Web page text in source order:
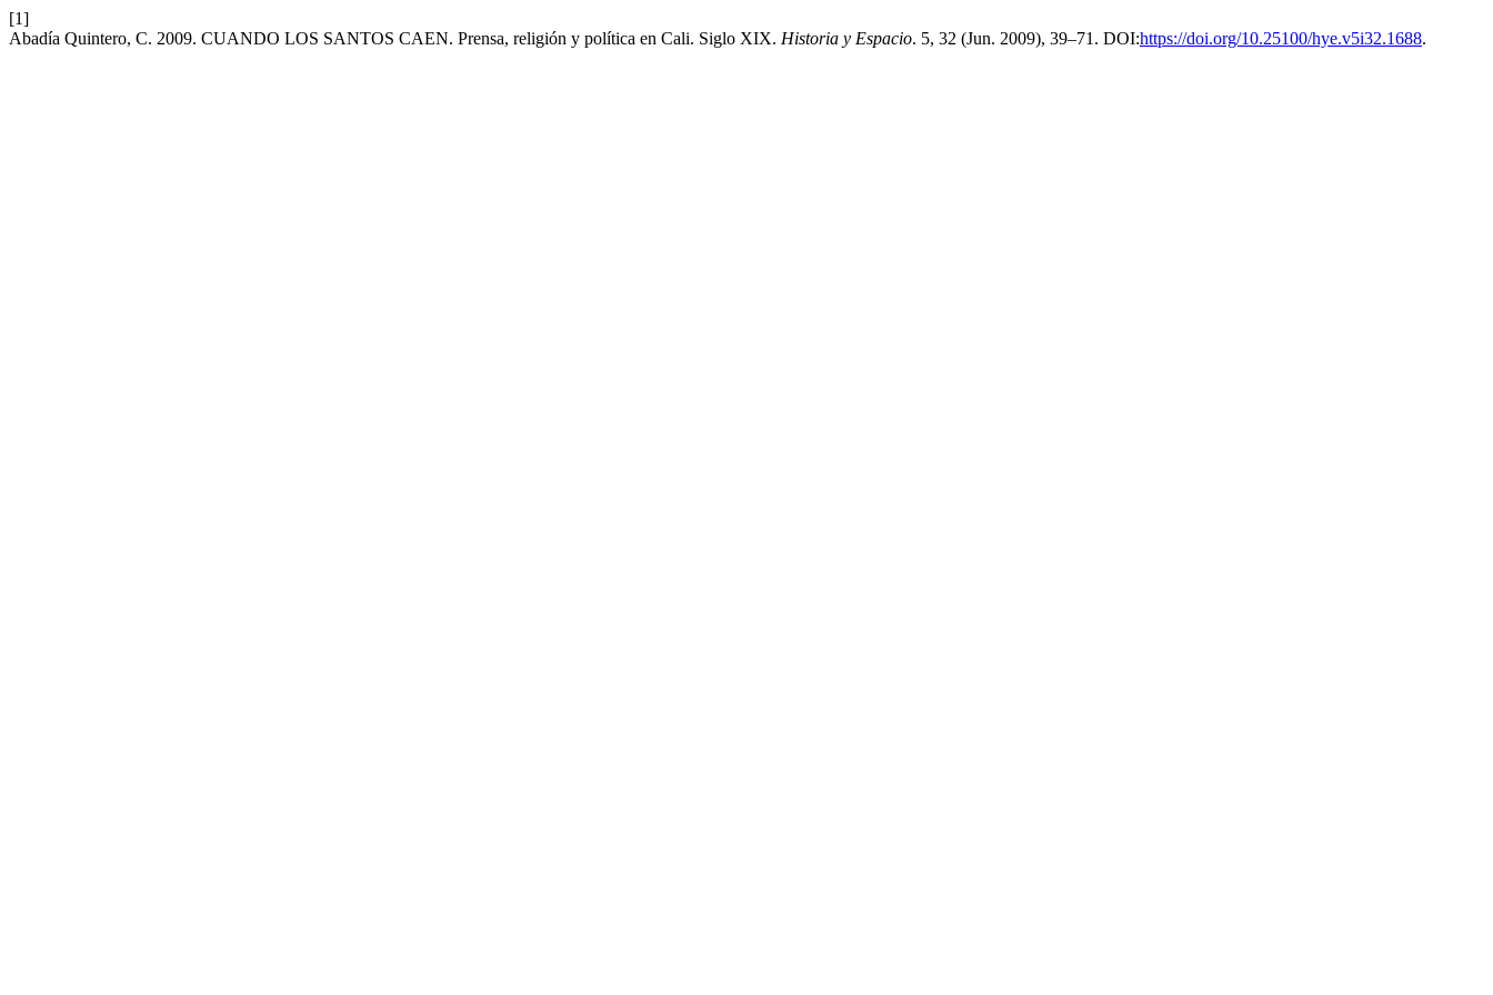
[1]
Abadía Quintero, C. 2009. CUANDO LOS SANTOS CAEN. Prensa, religión y política en Cali. Siglo XIX. Historia y Espacio. 5, 32 (Jun. 2009), 39–71. DOI:https://doi.org/10.25100/hye.v5i32.1688.